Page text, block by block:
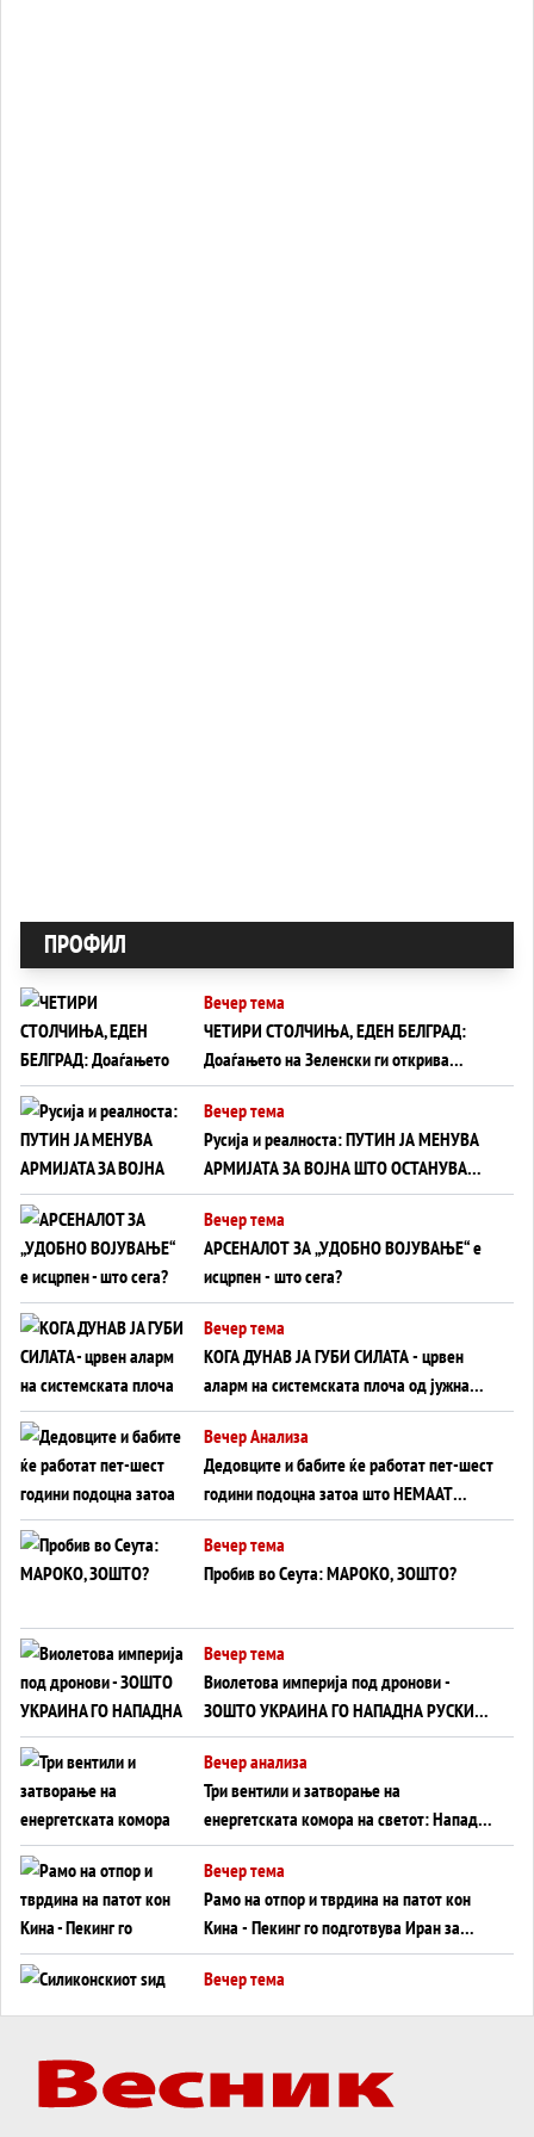
ПРОФИЛ
Вечер тема
ЧЕТИРИ СТОЛЧИЊА, ЕДЕН БЕЛГРАД:
Доаѓањето на Зеленски ги открива
тајните на политиката на балансирање
на Вучиќ
Вечер тема
Русија и реалноста: ПУТИН ЈА МЕНУВА
АРМИЈАТА ЗА ВОЈНА ШТО ОСТАНУВА
БЕЗ ФРОНТ
Вечер тема
АРСЕНАЛОТ ЗА „УДОБНО ВОЈУВАЊЕ“ е
исцрпен - што сега?
Вечер тема
КОГА ДУНАВ ЈА ГУБИ СИЛАТА - црвен
аларм на системската плоча од јужна
Германија до Црното Море...
Вечер Анализа
Дедовците и бабите ќе работат пет-шест
години подоцна затоа што НЕМААТ
ВНУЦИ ДА ГИ ЗАМЕНАТ
Вечер тема
Пробив во Сеута: МАРОКО, ЗОШТО?
Вечер тема
Виолетова империја под дронови -
ЗОШТО УКРАИНА ГО НАПАДНА РУСКИОТ
WILDBERRIES
Вечер анализа
Три вентили и затворање на
енергетската комора на светот: Нападот
во Суец најавува глобален енергетски
инфаркт?
Вечер тема
Рамо на отпор и тврдина на патот кон
Кина - Пекинг го подготвува Иран за
американска копнена инвазија
Вечер тема
Вечер тема
Трамп тврди дека повторно „разговара“